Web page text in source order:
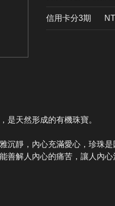
信用卡分3期
是天然形成的有機珠寶。
沉靜，內心充滿愛心，珍珠
善解人內心的痛苦，讓人內心